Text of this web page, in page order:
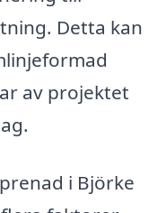
Detta kan
av projektet
i Björke